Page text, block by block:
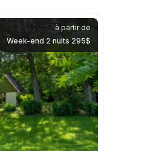
à partir de
Week-end 2 nuits 295$